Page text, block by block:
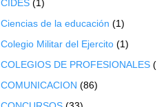
CIDES (1)
Ciencias de la educación (1)
Colegio Militar del Ejercito (1)
COLEGIOS DE PROFESIONALES
COMUNICACION (86)